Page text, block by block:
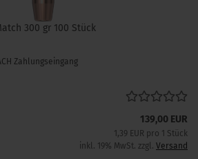
300 gr 100 Stück
Zahlungseingang
139,00 EUR
1,39 EUR pro 1 Stück
inkl. 19% MwSt. zzgl. Versand